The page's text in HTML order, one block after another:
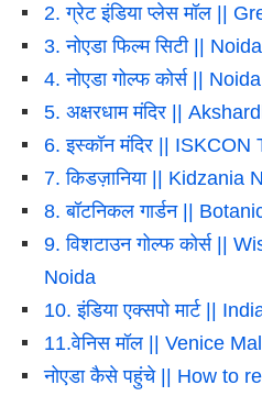
2. ग्रेट इंडिया प्लेस मॉल ||
3. नोएडा फिल्म सिटी ||
4. नोएडा गोल्फ कोर्स ||
5. अक्षरधाम मंदिर ||
6. इस्कॉन मंदिर ||
7. किडज़ानिया || Kidzania
8. बॉटनिकल गार्डन ||
9. विशटाउन गोल्फ कोर्स ||
Noida
10. इंडिया एक्सपो मार्ट ||
11.वेनिस मॉल || Venice
नोएडा कैसे पहुंचे || How to